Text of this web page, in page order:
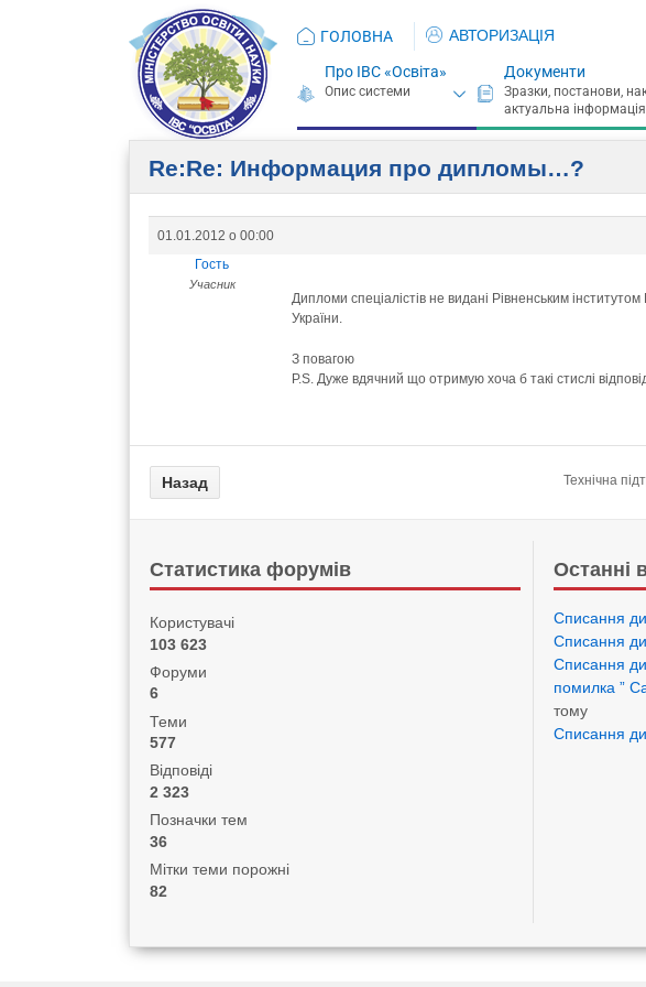
ГОЛОВНА АВТОРИЗАЦІЯ
Про ІВС «Освіта» Документи
Re:Re: Информация про дипломы…?
01.01.2012 о 00:00
Гость
Учасник
Дипломи спеціалістів не видані Рівненським
України.
З повагою
P.S. Дуже вдячний що отримую хоча б такі стислі
Технічна
Статистика форумів
Користувачі
103 623
Форуми
6
Теми
577
Відповіді
2 323
Позначки тем
36
Мітки теми порожні
82
Останні
Списання
Списання
Списання
помилка ”
тому
Списання